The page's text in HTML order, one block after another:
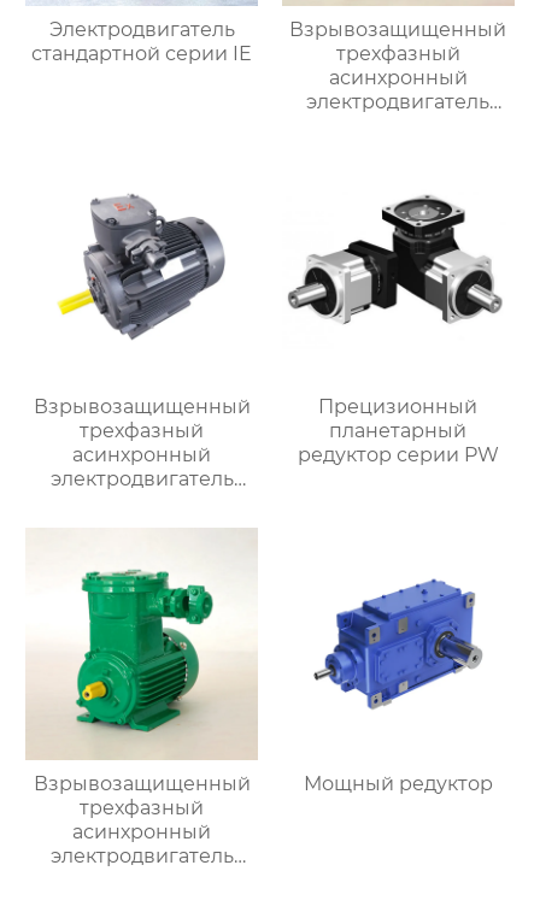
Электродвигатель
стандартной серии IE
Взрывозащищенный
трехфазный
асинхронный
электродвигатель
Взрывозащищенный
трехфазный
асинхронный
электродвигатель
Прецизионный
планетарный
редуктор серии PW
Взрывозащищенный
трехфазный
асинхронный
электродвигатель
Мощный редуктор